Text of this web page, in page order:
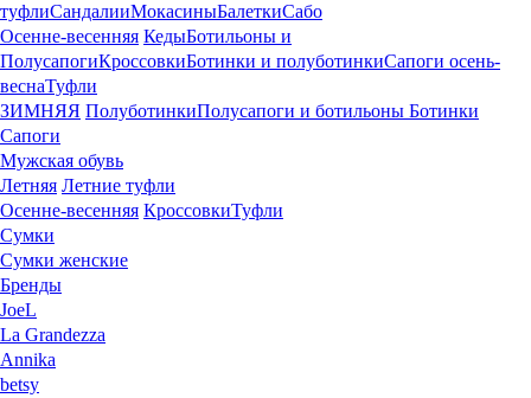
+7 (812) 981-56-99
туфлиСандалииМокасиныБалеткиСабо
Осенне-весенняя КедыБотильоны и
ПолусапогиКроссовкиБотинки и полуботинкиСапоги осень-
веснаТуфли
ЗИМНЯЯ ПолуботинкиПолусапоги и ботильоны Ботинки
Сапоги
Мужская обувь
Летняя Летние туфли
Осенне-весенняя КроссовкиТуфли
Сумки
Сумки женские
Бренды
JoeL
La Grandezza
Annika
betsy